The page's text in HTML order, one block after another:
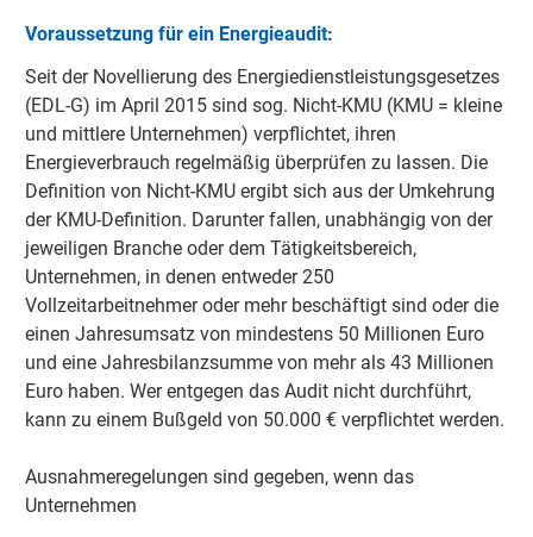
Voraussetzung für ein Energieaudit:
Seit der Novellierung des Energiedienstleistungsgesetzes
(EDL-G) im April 2015 sind sog. Nicht-KMU (KMU = kleine
und mittlere Unternehmen) verpflichtet, ihren
Energieverbrauch regelmäßig überprüfen zu lassen. Die
Definition von Nicht-KMU ergibt sich aus der Umkehrung
der KMU-Definition. Darunter fallen, unabhängig von der
jeweiligen Branche oder dem Tätigkeitsbereich,
Unternehmen, in denen entweder 250
Vollzeitarbeitnehmer oder mehr beschäftigt sind oder die
einen Jahresumsatz von mindestens 50 Millionen Euro
und eine Jahresbilanzsumme von mehr als 43 Millionen
Euro haben. Wer entgegen das Audit nicht durchführt,
kann zu einem Bußgeld von 50.000 € verpflichtet werden.
Ausnahmeregelungen sind gegeben, wenn das
Unternehmen